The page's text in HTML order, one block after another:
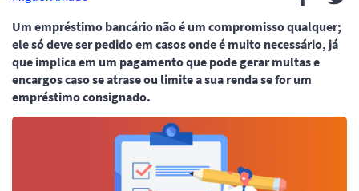
Um empréstimo bancário não é um compromisso qualquer;
ele só deve ser pedido em casos onde é muito necessário, já
que implica em um pagamento que pode gerar multas e
encargos caso se atrase ou limite a sua renda se for um
empréstimo consignado.